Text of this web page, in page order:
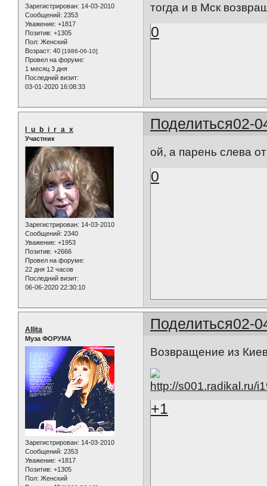
Зарегистрирован: 14-03-2010
Сообщений: 2353
Уважение: +1817
Позитив: +1305
Пол: Женский
Возраст: 40 [1986-06-10]
Провел на форуме:
1 месяц 3 дня
Последний визит:
03-01-2020 16:08:33
тогда и в Мск
0
Поделиться02-
l_u_b_i_r_a_x
Участник
Зарегистрирован: 14-03-2010
Сообщений: 2340
Уважение: +1953
Позитив: +2666
Провел на форуме:
22 дня 12 часов
Последний визит:
06-06-2020 22:30:10
ой, а парень слева
0
Поделиться02-
Allita
Муза ФОРУМА
Зарегистрирован: 14-03-2010
Сообщений: 2353
Уважение: +1817
Позитив: +1305
Пол: Женский
Возвращение из
+1